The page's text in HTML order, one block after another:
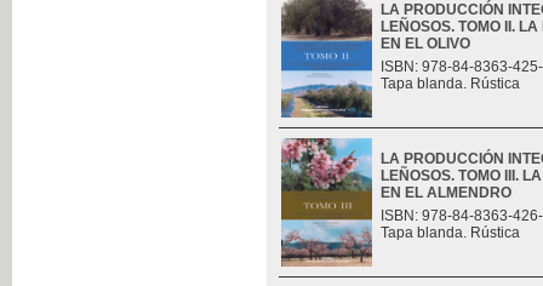
LA PRODUCCIÓN
LEÑOSOS. TOMO II.
EN EL OLIVO
ISBN: 978-84-8363-
Tapa blanda. Rústica
LA PRODUCCIÓN
LEÑOSOS. TOMO III.
EN EL ALMENDRO
ISBN: 978-84-8363-
Tapa blanda. Rústica